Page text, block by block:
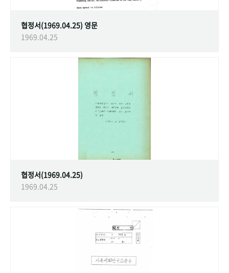
협정서(1969.04.25) 영문
1969.04.25
협정서(1969.04.25)
1969.04.25